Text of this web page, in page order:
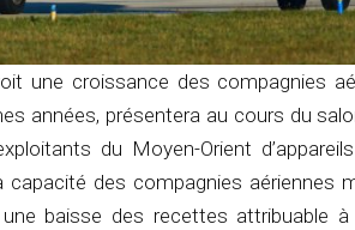
une croissance des compagnies
années, présentera au cours du
du Moyen-Orient
des compagnies aériennes
baisse des recettes attribuable à